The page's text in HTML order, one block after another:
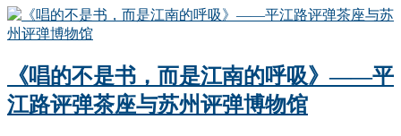
《唱的不是书，而是江南的呼吸》——平
江路评弹茶座与苏州评弹博物馆